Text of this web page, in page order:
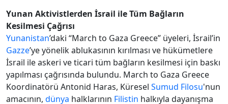
Yunan Aktivistlerden İsrail ile Tüm Bağların
Kesilmesi Çağrısı
Yunanistan’daki “March to Gaza Greece” üyeleri, İsrail’in
Gazze’ye yönelik ablukasının kırılması ve hükümetlere
İsrail ile askeri ve ticari tüm bağların kesilmesi için baskı
yapılması çağrısında bulundu. March to Gaza Greece
Koordinatörü Antonid Haras, Küresel Sumud Filosu'nun
amacının, dünya halklarının Filistin halkıyla dayanışma